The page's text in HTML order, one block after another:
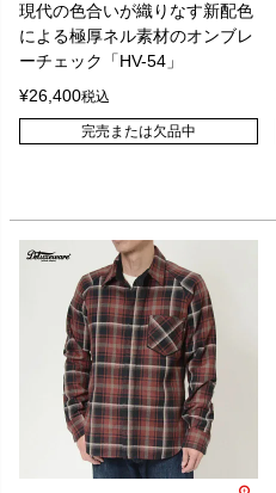
現代の色合いが織りなす新配色
による極厚ネル素材のオンブレ
ーチェック「HV-54」
¥26,400税込
完売または欠品中